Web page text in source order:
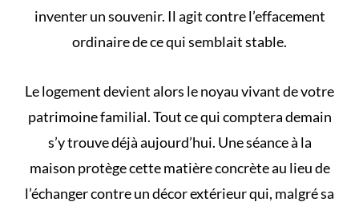
inventer un souvenir. Il agit contre l’effacement
ordinaire de ce qui semblait stable.
Le logement devient alors le noyau vivant de votre
patrimoine familial. Tout ce qui comptera demain
s’y trouve déjà aujourd’hui. Une séance à la
maison protège cette matière concrète au lieu de
l’échanger contre un décor extérieur qui, malgré sa